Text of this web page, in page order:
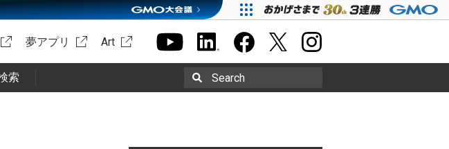
夢アプリ Art
索 Search